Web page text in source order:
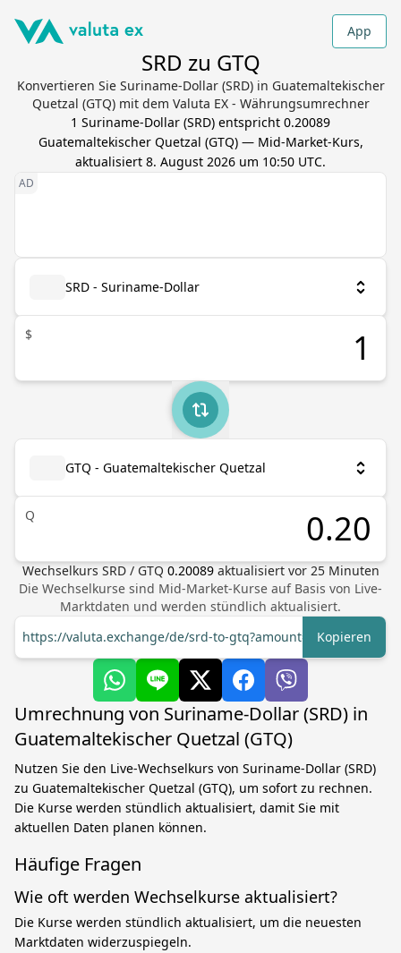
App
SRD zu GTQ
Konvertieren Sie Suriname-Dollar (SRD) in Guatemaltekischer
Quetzal (GTQ) mit dem Valuta EX - Währungsumrechner
1 Suriname-Dollar (SRD) entspricht 0.20089
Guatemaltekischer Quetzal (GTQ) — Mid-Market-Kurs,
aktualisiert 8. August 2026 um 10:50 UTC.
SRD - Suriname-Dollar
$
GTQ - Guatemaltekischer Quetzal
Q
Wechselkurs SRD/ GTQ 0.20089 aktualisiert vor 25Minuten
Die Wechselkurse sind Mid-Market-Kurse auf Basis von Live-
Marktdaten und werden stündlich aktualisiert.
https://valuta.exchange/de/srd-to-gtq?amount=1
Kopieren
Umrechnung von Suriname-Dollar (SRD) in
Guatemaltekischer Quetzal (GTQ)
Nutzen Sie den Live-Wechselkurs von Suriname-Dollar (SRD)
zu Guatemaltekischer Quetzal (GTQ), um sofort zu rechnen.
Die Kurse werden stündlich aktualisiert, damit Sie mit
aktuellen Daten planen können.
Häufige Fragen
Wie oft werden Wechselkurse aktualisiert?
Die Kurse werden stündlich aktualisiert, um die neuesten
Marktdaten widerzuspiegeln.